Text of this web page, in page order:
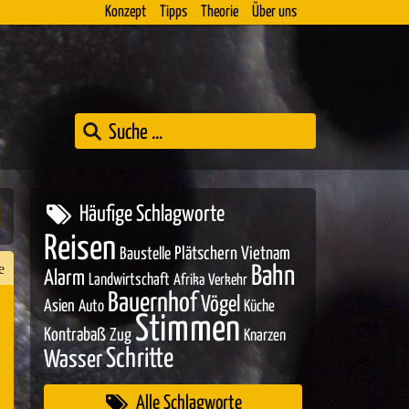
Konzept Tipps Theorie Über uns
Häufige Schlagworte
Reisen Baustelle Plätschern Vietnam
Alarm Landwirtschaft Afrika Verkehr Bahn
Asien Auto BauernhofVögel Küche
Kontrabaß Zug Stimmen Knarzen
WasserSchritte
Alle Schlagworte